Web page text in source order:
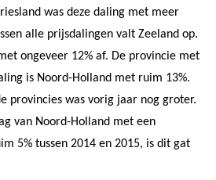
was deze daling met meer
alle prijsdalingen valt Zeeland op.
ongeveer 12% af. De provincie met
is Noord-Holland met ruim 13%.
provincies was vorig jaar nog groter.
van Noord-Holland met een
5% tussen 2014 en 2015, is dit gat